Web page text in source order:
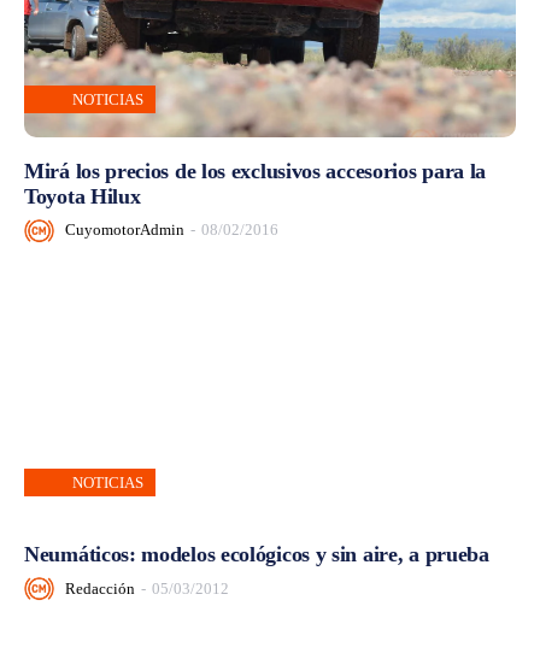
NOTICIAS
Mirá los precios de los exclusivos accesorios para la
Toyota Hilux
CuyomotorAdmin - 08/02/2016
NOTICIAS
Neumáticos: modelos ecológicos y sin aire, a prueba
Redacción - 05/03/2012